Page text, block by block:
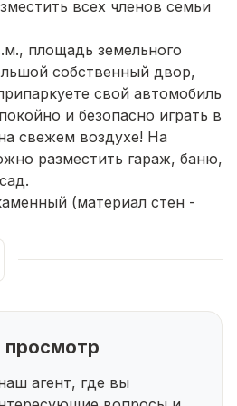
всех членов семьи
площадь земельного
собственный двор,
свой автомобиль
и безопасно играть в
свежем воздухе! На
разместить гараж, баню,
(материал стен -
профнастил;
пол", вода - колодец,
в отличии от
что позволит, при
газовое отопление.
на полу система "теплый
просмотр
агент, где вы